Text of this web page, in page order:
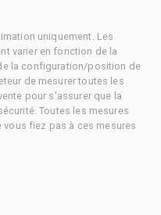
uniquement. Les
varier en fonction de la
la configuration/position de
de mesurer toutes les
pour s'assurer que la
Toutes les mesures
vous fiez pas à ces mesures